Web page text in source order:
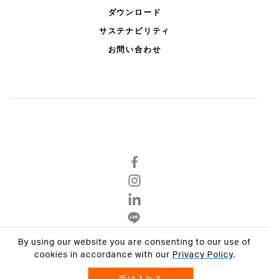
ダウンロード
サステナビリティ
お問い合わせ
Privacy Policy
Terms & Conditions
By using our website you are consenting to our use of
cookies in accordance with our Privacy Policy.